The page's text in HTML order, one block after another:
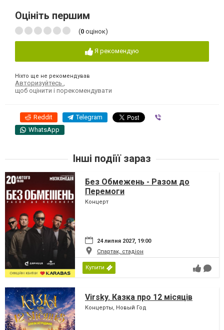
Оцініть першим
(0 оцінок)
Я рекомендую
Ніхто ще не рекомендував
Авторизуйтесь
щоб оцінити і порекомендувати
Reddit Telegram
WhatsApp
Інші подіїї зараз
Без Обмежень - Разом до
Перемоги
Концерт
24 липня 2027, 19:00
Спартак, стадіон
Купити
Virsky. Казка про 12 місяців
Концерты, Новый Год